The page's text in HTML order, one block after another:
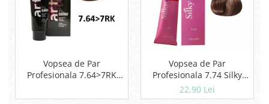
Vopsea de Par
Profesionala 7.64>7RK
Aramiu Blond 150ml
Vopsea de Par
Profesionala 7.74 Silky
Blond Aramiu Castaniu
100ml
22,90 Lei